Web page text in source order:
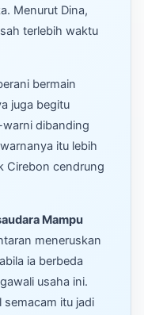
Menurut Dina,
terlebih waktu
bermain
juga begitu
dibanding
itu lebih
Cirebon cendrung
Mampu
meneruskan
ia berbeda
usaha ini.
semacam itu jadi